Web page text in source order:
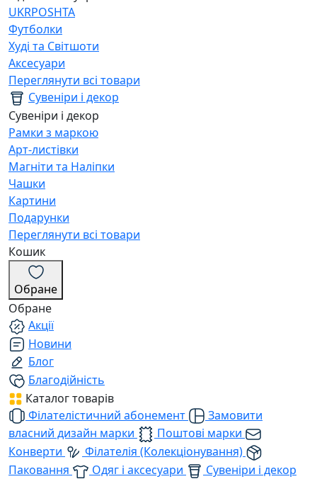
UKRPOSHTA
Футболки
Худі та Світшоти
Аксесуари
Переглянути всі товари
Сувеніри і декор
Сувеніри і декор
Рамки з маркою
Арт-листівки
Магніти та Наліпки
Чашки
Картини
Подарунки
Переглянути всі товари
Кошик
Обране
Обране
Акції
Новини
Блог
Благодійність
Каталог товарів
Філателістичний абонемент
Замовити
власний дизайн марки
Поштові марки
Конверти
Філателія (Колекціонування)
Паковання
Одяг і аксесуари
Сувеніри і декор